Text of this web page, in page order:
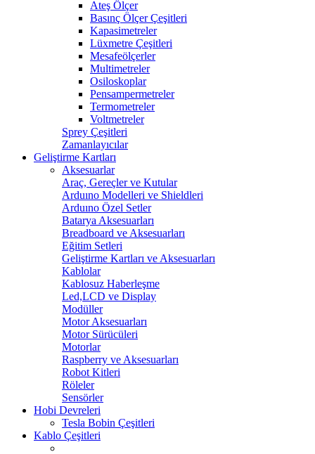
Ateş Ölçer
Basınç Ölçer Çeşitleri
Kapasimetreler
Lüxmetre Çeşitleri
Mesafeölçerler
Multimetreler
Osiloskoplar
Pensampermetreler
Termometreler
Voltmetreler
Sprey Çeşitleri
Zamanlayıcılar
Geliştirme Kartları
Aksesuarlar
Araç, Gereçler ve Kutular
Arduıno Modelleri ve Shieldleri
Arduıno Özel Setler
Batarya Aksesuarları
Breadboard ve Aksesuarları
Eğitim Setleri
Geliştirme Kartları ve Aksesuarları
Kablolar
Kablosuz Haberleşme
Led,LCD ve Display
Modüller
Motor Aksesuarları
Motor Sürücüleri
Motorlar
Raspberry ve Aksesuarları
Robot Kitleri
Röleler
Sensörler
Hobi Devreleri
Tesla Bobin Çeşitleri
Kablo Çeşitleri